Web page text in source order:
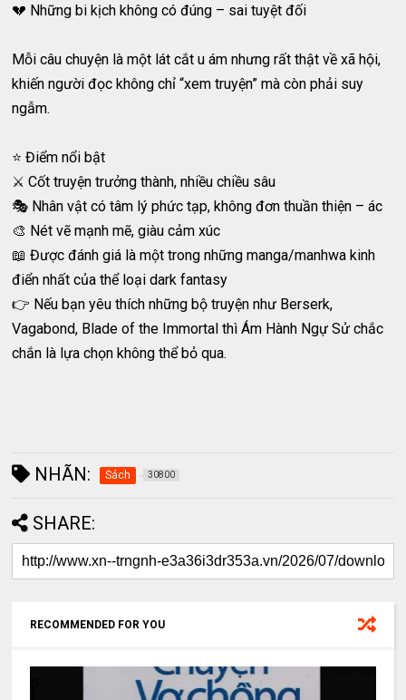
💔 Những bi kịch không có đúng – sai tuyệt đối
Mỗi câu chuyện là một lát cắt u ám nhưng rất thật về xã hội,
khiến người đọc không chỉ “xem truyện” mà còn phải suy
ngẫm.
⭐️ Điểm nổi bật
⚔️ Cốt truyện trưởng thành, nhiều chiều sâu
🎭 Nhân vật có tâm lý phức tạp, không đơn thuần thiện – ác
🎨 Nét vẽ mạnh mẽ, giàu cảm xúc
📖 Được đánh giá là một trong những manga/manhwa kinh
điển nhất của thể loại dark fantasy
👉 Nếu bạn yêu thích những bộ truyện như Berserk,
Vagabond, Blade of the Immortal thì Ám Hành Ngự Sử chắc
chắn là lựa chọn không thể bỏ qua.
NHÃN: Sách 30800
SHARE:
RECOMMENDED FOR YOU